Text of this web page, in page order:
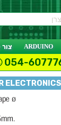
ARDUINO
054-